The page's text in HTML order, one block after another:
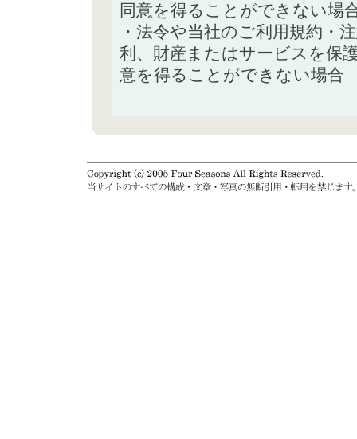
同意を得ることができない場
・法令や当社のご利用規約・
利、財産またはサービスを保
意を得ることができない場合